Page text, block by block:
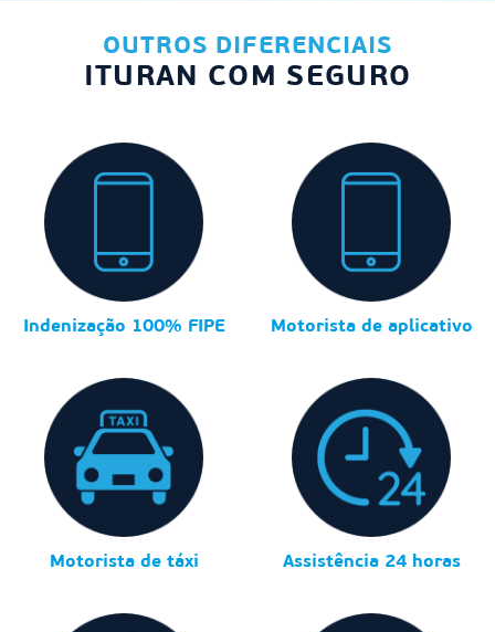
OUTROS DIFERENCIAIS
ITURAN COM SEGURO
Indenização 100% FIPE Motorista de aplicativo
Motorista de táxi Assistência 24 horas